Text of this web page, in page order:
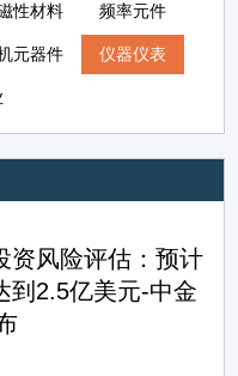
性材料 频率元件
元器件 仪器仪表
资风险评估：预计
到2.5亿美元-中金